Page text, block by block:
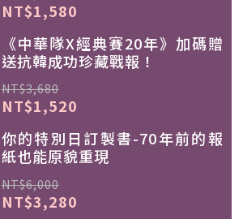
NT$1,580
《中華隊X經典賽20年》加碼贈
送抗韓成功珍藏戰報！
NT$3,680
NT$1,520
你的特別日訂製書-70年前的報
紙也能原貌重現
NT$6,000
NT$3,280